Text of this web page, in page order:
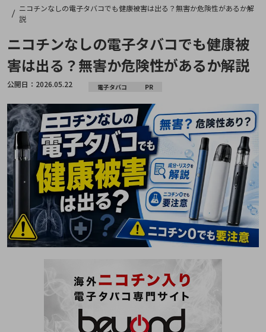
ニコチンなしの電子タバコでも健康被害は出る？無害か危険性があるか解
説
ニコチンなしの電子タバコでも健康被
害は出る？無害か危険性があるか解説
公開日： 2026.05.22 電子タバコ PR